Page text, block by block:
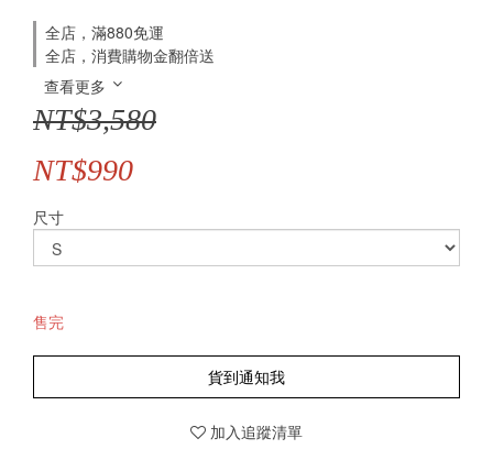
全店，滿880免運
全店，消費購物金翻倍送
查看更多
NT$3,580
NT$990
尺寸
售完
貨到通知我
加入追蹤清單